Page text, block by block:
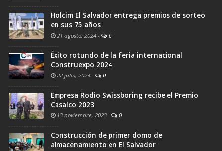
Holcim El Salvador entrega premios de sorteo
en sus 75 años
21 agosto, 2024 - 0
Éxito rotundo de la feria internacional
Construexpo 2024
22 julio, 2024 - 0
Empresa Rodio Swissboring recibe el Premio
Casalco 2023
13 noviembre, 2023 - 0
Construcción de primer domo de
almacenamiento en El Salvador